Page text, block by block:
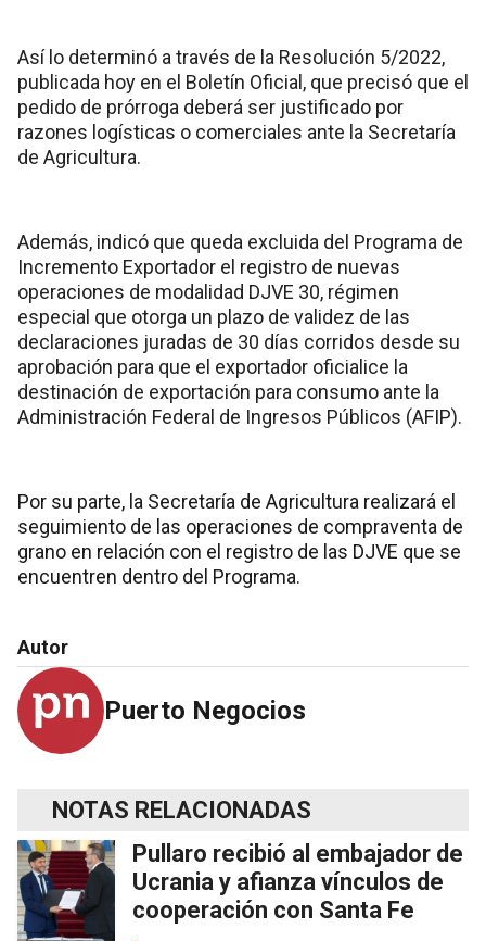
Así lo determinó a través de la Resolución 5/2022,
publicada hoy en el Boletín Oficial, que precisó que el
pedido de prórroga deberá ser justificado por
razones logísticas o comerciales ante la Secretaría
de Agricultura.
Además, indicó que queda excluida del Programa de
Incremento Exportador el registro de nuevas
operaciones de modalidad DJVE 30, régimen
especial que otorga un plazo de validez de las
declaraciones juradas de 30 días corridos desde su
aprobación para que el exportador oficialice la
destinación de exportación para consumo ante la
Administración Federal de Ingresos Públicos (AFIP).
Por su parte, la Secretaría de Agricultura realizará el
seguimiento de las operaciones de compraventa de
grano en relación con el registro de las DJVE que se
encuentren dentro del Programa.
Autor
Puerto Negocios
NOTAS RELACIONADAS
Pullaro recibió al embajador de
Ucrania y afianza vínculos de
cooperación con Santa Fe